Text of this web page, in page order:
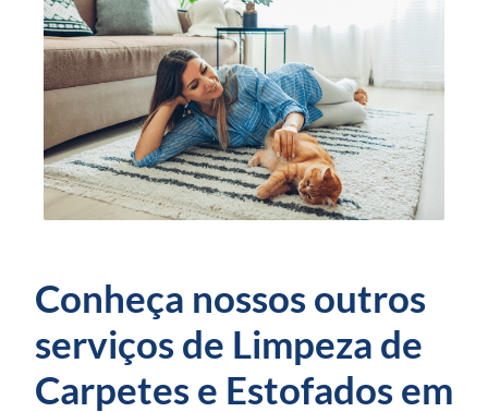
Conheça nossos outros
serviços de Limpeza de
Carpetes e Estofados em